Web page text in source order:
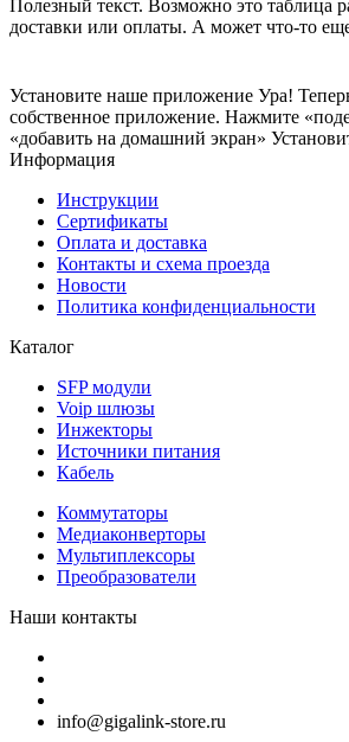
Полезный текст. Возможно это таблица
доставки или оплаты. А может что-то
Установите наше приложение Ура!
собственное приложение. Нажмите
«добавить на домашний экран»
Информация
Инструкции
Сертификаты
Оплата и доставка
Контакты и схема проезда
Новости
Политика конфиденциальности
Каталог
SFP модули
Voip шлюзы
Инжекторы
Источники питания
Кабель
Коммутаторы
Медиаконверторы
Мультиплексоры
Преобразователи
Наши контакты
info@gigalink-store.ru